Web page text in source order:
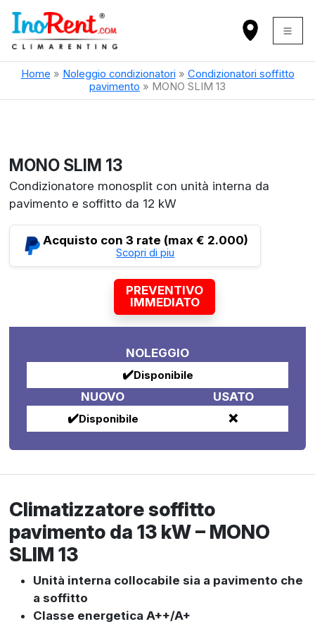
Home » Noleggio condizionatori » Condizionatori soffitto
pavimento » MONO SLIM 13
MONO SLIM 13
Condizionatore monosplit con unità interna da
pavimento e soffitto da 12 kW
Acquisto con 3 rate (max € 2.000)
Scopri di piu
PREVENTIVO
IMMEDIATO
NOLEGGIO
✔️Disponibile
NUOVO
✔️Disponibile
USATO
❌
Climatizzatore soffitto
pavimento da 13 kW – MONO
SLIM 13
Unità interna collocabile sia a pavimento che
a soffitto
Classe energetica A++/A+